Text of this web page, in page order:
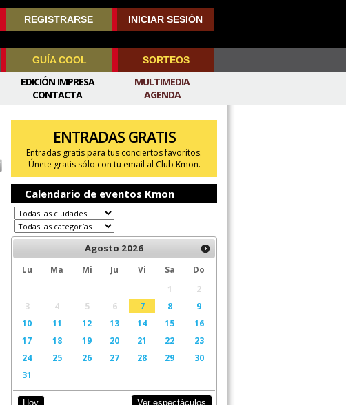
REGISTRARSE INICIAR SESIÓN
GUÍA COOL SORTEOS
MULTIMEDIA
AGENDA
EDICIÓN IMPRESA
CONTACTA
ENTRADAS GRATIS
Entradas gratis para tus conciertos favoritos.
Únete gratis sólo con tu email al Club Kmon.
Calendario de eventos Kmon
Agosto 2026
Lu Ma Mi Ju Vi Sa
Do
1
2
3
4 5 6 7 8
9
10
11 12 13 14 15
16
17
18 19 20 21 22
23
24
25 26 27 28 29
30
31
Hoy Ver espectáculos